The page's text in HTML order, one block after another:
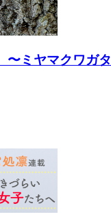
ミヤマクワガタ